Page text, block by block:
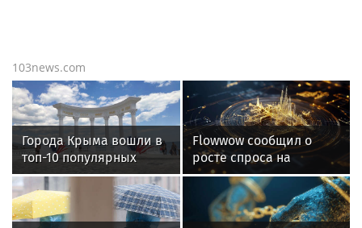
103news.com
Города Крыма вошли в
топ-10 популярных
направлений для
одиночного отдыха в
августе
Flowwow сообщил о
росте спроса на
клубнику в шоколаде на
26% в 2026 году